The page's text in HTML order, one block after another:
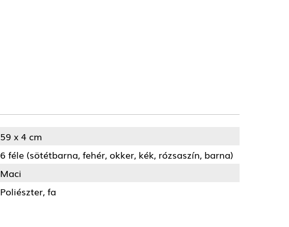
59 x 4 cm
6 féle (sötétbarna, fehér, okker, kék, rózsaszín, barna)
Maci
Poliészter, fa